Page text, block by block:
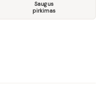
Saugus
pirkimas